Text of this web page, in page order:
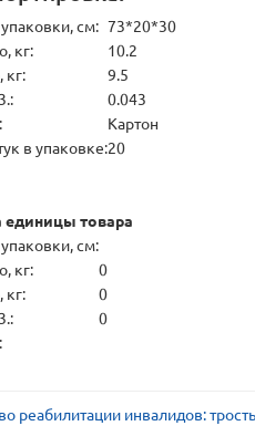
см: 73*20*30
кг:
10.2
кг:
9.5
0.043
Картон
в упаковке:20
единицы товара
см:
кг:
0
кг:
0
0
реабилитации инвалидов: